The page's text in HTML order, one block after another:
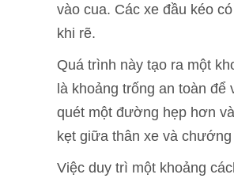
vào cua. Các xe đầu kéo
khi rẽ.
Quá trình này tạo ra một
là khoảng trống an toàn
quét một đường hẹp hơn
kẹt giữa thân xe và
Việc duy trì một khoảng